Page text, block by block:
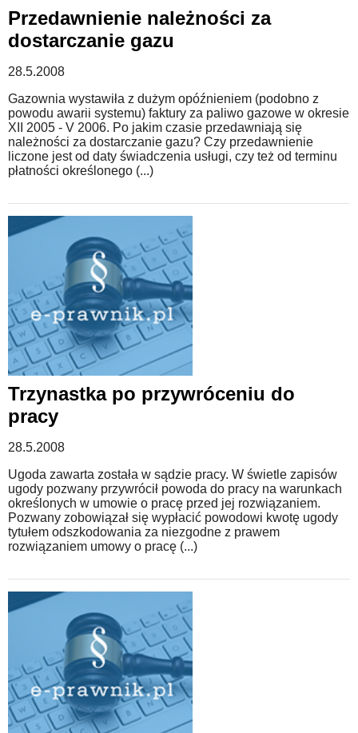
Przedawnienie należności za
dostarczanie gazu
28.5.2008
Gazownia wystawiła z dużym opóźnieniem (podobno z
powodu awarii systemu) faktury za paliwo gazowe w okresie
XII 2005 - V 2006. Po jakim czasie przedawniają się
należności za dostarczanie gazu? Czy przedawnienie
liczone jest od daty świadczenia usługi, czy też od terminu
płatności określonego (...)
Trzynastka po przywróceniu do
pracy
28.5.2008
Ugoda zawarta została w sądzie pracy. W świetle zapisów
ugody pozwany przywrócił powoda do pracy na warunkach
określonych w umowie o pracę przed jej rozwiązaniem.
Pozwany zobowiązał się wypłacić powodowi kwotę ugody
tytułem odszkodowania za niezgodne z prawem
rozwiązaniem umowy o pracę (...)